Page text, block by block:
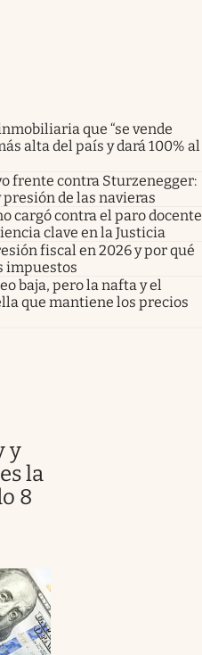
que “se vende
alta del país y dará 100% al
frente contra Sturzenegger:
de las navieras
cargó contra el paro docente
clave en la Justicia
fiscal en 2026 y por qué
impuestos
baja, pero la nafta y el
que mantiene los precios
y
la
8